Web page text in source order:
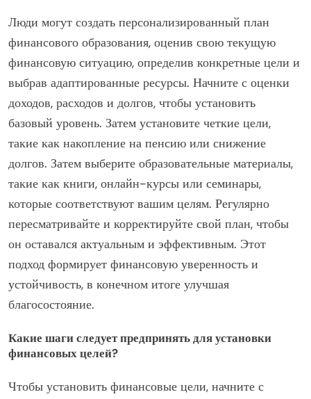
Люди могут создать персонализированный план
финансового образования, оценив свою текущую
финансовую ситуацию, определив конкретные цели и
выбрав адаптированные ресурсы. Начните с оценки
доходов, расходов и долгов, чтобы установить
базовый уровень. Затем установите четкие цели,
такие как накопление на пенсию или снижение
долгов. Затем выберите образовательные материалы,
такие как книги, онлайн-курсы или семинары,
которые соответствуют вашим целям. Регулярно
пересматривайте и корректируйте свой план, чтобы
он оставался актуальным и эффективным. Этот
подход формирует финансовую уверенность и
устойчивость, в конечном итоге улучшая
благосостояние.
Какие шаги следует предпринять для установки
финансовых целей?
Чтобы установить финансовые цели, начните с